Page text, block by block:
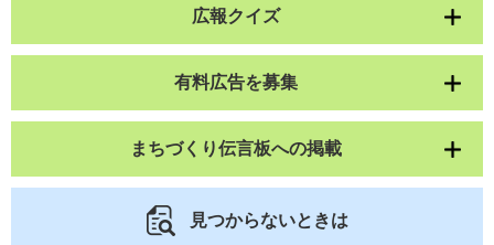
広報クイズ
有料広告を募集
まちづくり伝言板への掲載
見つからないときは